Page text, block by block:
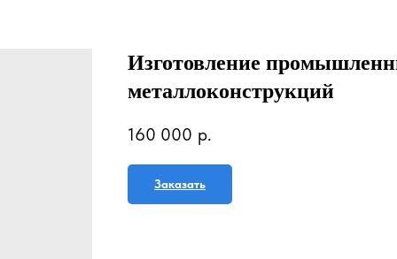
Изготовление
металлоконструкций
160 000 р.
Заказать